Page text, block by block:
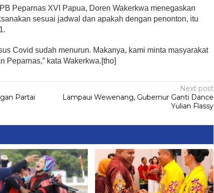
Peparnas XVI Papua, Doren Wakerkwa menegaskan
sesuai jadwal dan apakah dengan penonton, itu
Covid sudah menurun. Makanya, kami minta masyarakat
Peparnas,” kata Wakerkwa.[tho]
Partai
Next post
Lampaui Wewenang, Gubernur Ganti Dance
Yulian Flassy